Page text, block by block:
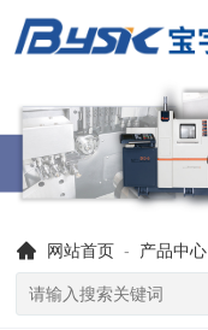
网站首页 - 产品中心